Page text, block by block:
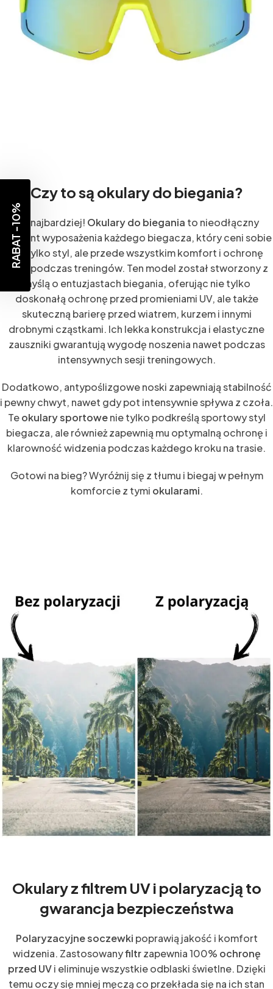
Czy to są okulary do biegania?
Jak najbardziej! Okulary do biegania to nieodłączny
element wyposażenia każdego biegacza, który ceni sobie
nie tylko styl, ale przede wszystkim komfort i ochronę
oczu podczas treningów. Ten model został stworzony z
myślą o entuzjastach biegania, oferując nie tylko
doskonałą ochronę przed promieniami UV, ale także
skuteczną barierę przed wiatrem, kurzem i innymi
drobnymi cząstkami. Ich lekka konstrukcja i elastyczne
zauszniki gwarantują wygodę noszenia nawet podczas
intensywnych sesji treningowych.
Dodatkowo, antypoślizgowe noski zapewniają stabilność
i pewny chwyt, nawet gdy pot intensywnie spływa z czoła.
Teokulary sportowenie tylko podkreślą sportowy styl
biegacza, ale również zapewnią mu optymalną ochronę i
klarowność widzenia podczas każdego kroku na trasie.
Gotowi na bieg? Wyróżnij się z tłumu i biegaj w pełnym
komforcie z tymi okularami.
Okulary z filtrem UV i polaryzacją to
gwarancja bezpieczeństwa
Polaryzacyjne soczewki poprawią jakość i komfort
widzenia. Zastosowanyfiltrzapewnia 100% ochronę
przed UVi eliminuje wszystkie odblaski świetlne. Dzięki
temu oczy się mniej męczą co przekłada się na ich stan
RABAT -10%